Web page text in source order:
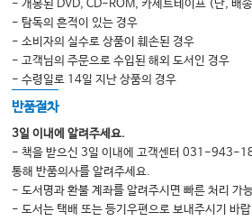
❶ 림프절비대에 대한 접근법 │ 258
❷ 경부 림프절염 │ 259
❸ 심경부 농양(편도주위농양, 인후농양) │ 264
7. 중추신경계감염
❶ 발열+경련/의식장애에 대한 접근 │ 275
❷ 수막염 │ 278
❸ 뇌농양 │ 304
- 개봉된 DVD, CD-ROM, 카세트테이프 (단, 배
- 탐독의 흔적이 있는 경우
- 소비자의 실수로 상품이 훼손된 경우
- 고객님의 주문으로 수입된 해외 도서인 경우
- 수령일로 14일 지난 상품의 경우
반품절차
3일 이내에 알려주세요.
- 책을 받으신 3일 이내에 고객센터 031-943-
통해 반품의사를 알려주세요.
- 도서명과 환불 계좌를 알려주시면 빠른 처리 가
- 도서는 택배 또는 등기우편으로 보내주시기 바